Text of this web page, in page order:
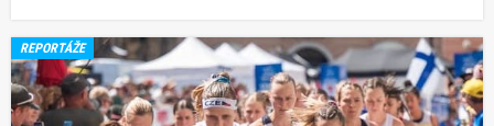
REPORTÁŽE